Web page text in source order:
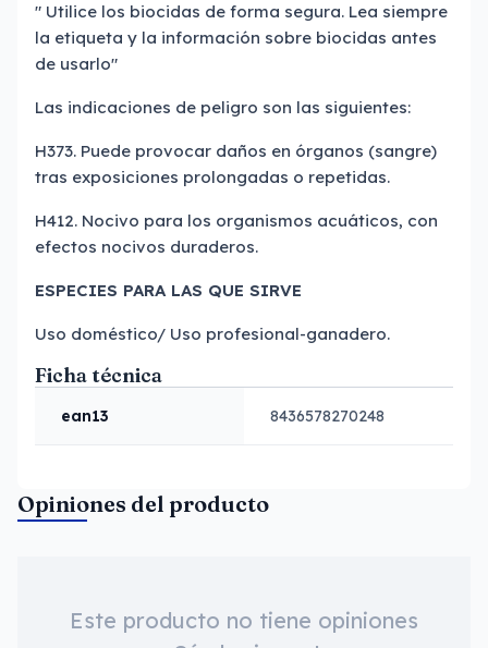
" Utilice los biocidas de forma segura. Lea siempre
la etiqueta y la información sobre biocidas antes
de usarlo"
Las indicaciones de peligro son las siguientes:
H373. Puede provocar daños en órganos (sangre)
tras exposiciones prolongadas o repetidas.
H412. Nocivo para los organismos acuáticos, con
efectos nocivos duraderos.
ESPECIES PARA LAS QUE SIRVE
Uso doméstico/ Uso profesional-ganadero.
Ficha técnica
ean13 8436578270248
Opiniones del producto
Este producto no tiene opiniones